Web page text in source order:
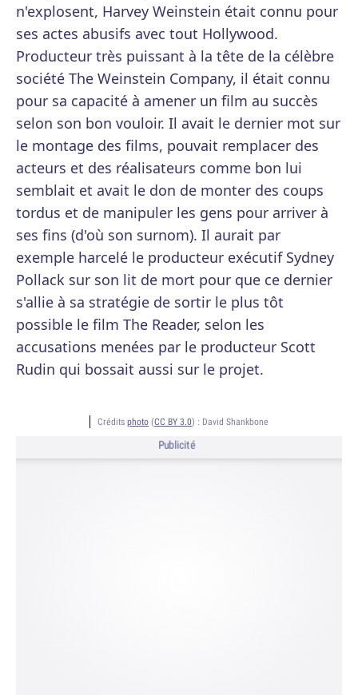
n'explosent, Harvey Weinstein était connu pour
ses actes abusifs avec tout Hollywood.
Producteur très puissant à la tête de la célèbre
société The Weinstein Company, il était connu
pour sa capacité à amener un film au succès
selon son bon vouloir. Il avait le dernier mot sur
le montage des films, pouvait remplacer des
acteurs et des réalisateurs comme bon lui
semblait et avait le don de monter des coups
tordus et de manipuler les gens pour arriver à
ses fins (d'où son surnom). Il aurait par
exemple harcelé le producteur exécutif Sydney
Pollack sur son lit de mort pour que ce dernier
s'allie à sa stratégie de sortir le plus tôt
possible le film The Reader, selon les
accusations menées par le producteur Scott
Rudin qui bossait aussi sur le projet.
Crédits photo (CC BY 3.0) : David Shankbone
Publicité